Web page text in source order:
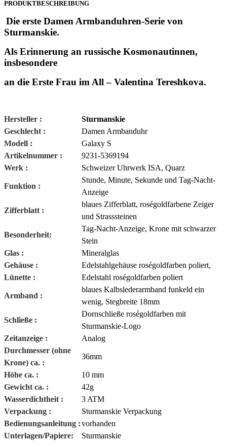
PRODUKTBESCHREIBUNG
Die erste Damen Armbanduhren-Serie von
Sturmanskie.
Als Erinnerung an russische Kosmonautinnen,
insbesondere
an die Erste Frau im All – Valentina Tereshkova.
Hersteller :
Sturmanskie
Geschlecht :
Damen Armbanduhr
Modell :
Galaxy S
Artikelnummer :
9231-5369194
Werk :
Schweizer Uhrwerk ISA, Quarz
Funktion :
Stunde, Minute, Sekunde und Tag-Nacht-
Anzeige
Zifferblatt :
blaues Zifferblatt, roségoldfarbene Zeiger
und Strasssteinen
Besonderheit:
Tag-Nacht-Anzeige, Krone mit schwarzer
Stein
Glas :
Mineralglas
Gehäuse :
Edelstahlgehäuse roségoldfarben poliert,
Lünette :
Edelstahl roségoldfarben poliert
Armband :
blaues Kalbslederarmband funkeld ein
wenig, Stegbreite 18mm
Schließe :
Dornschließe roségoldfarben mit
Sturmanskie-Logo
Zeitanzeige :
Analog
Durchmesser (ohne
Krone) ca. :
36mm
Höhe ca. :
10 mm
Gewicht ca. :
42g
Wasserdichtheit :
3 ATM
Verpackung :
Sturmanskie Verpackung
Bedienungsanleitung :vorhanden
Unterlagen/Papiere:
Sturmanskie